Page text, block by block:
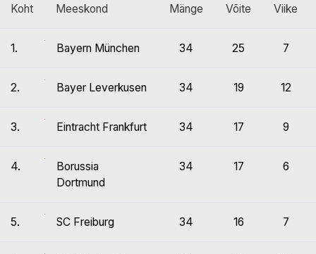
Koht Meeskond Mänge Võite Viike
1. Bayern München 34 25 7
2. Bayer Leverkusen 34 19 12
3. Eintracht Frankfurt 34 17 9
4.
Borussia
Dortmund
34 17 6
5. SC Freiburg 34 16 7